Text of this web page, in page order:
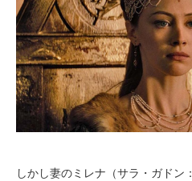
しかし妻のミレナ（サラ・ガドン：